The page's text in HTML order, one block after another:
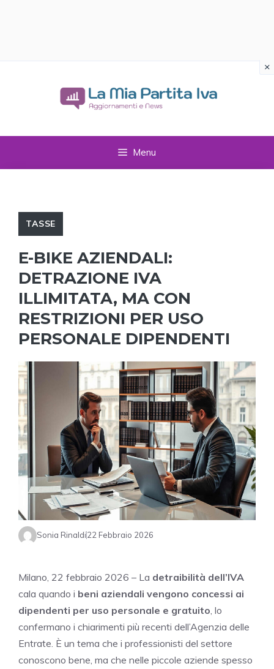
Menu
TASSE
E-BIKE AZIENDALI:
DETRAZIONE IVA
ILLIMITATA, MA CON
RESTRIZIONI PER USO
PERSONALE DIPENDENTI
Sonia Rinaldi22 Febbraio 2026
Milano, 22 febbraio 2026 – La detraibilità dell’IVA
cala quando i beni aziendali vengono concessi ai
dipendenti per uso personale e gratuito , lo
confermano i chiarimenti più recenti dell’Agenzia delle
Entrate. È un tema che i professionisti del settore
conoscono bene, ma che nelle piccole aziende spesso
×